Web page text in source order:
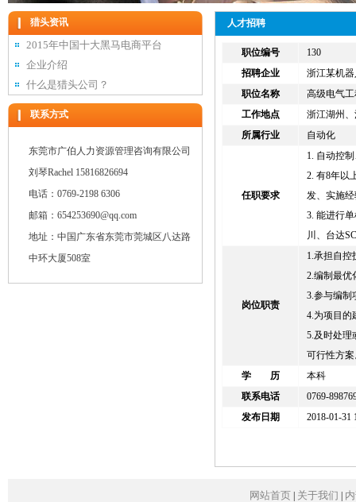
猎头资讯
2015年中国十大黑马电商平台
企业介绍
什么是猎头公司？
联系方式
东莞市广伯人力资源管理咨询有限公司
刘琴Rachel 15816826694
电话：0769-2198 6306
邮箱：654253690@qq.com
地址：中国广东省东莞市莞城区八达路
中环大厦508室
人才招聘
职位编号
130
招聘企业
浙江某机
职位名称
高级电气
工作地点
浙江湖州
所属行业
自动化
任职要求
1. 自动控
2. 有8年以
发、实施
3. 能进行
川、台达
岗位职责
1.承担自控
2.编制最优
3.参与编制
4.为项目的
5.及时处理
可行性方
学 历
本科
联系电话
0769-
发布日期
2018-01-31
网站首页 关于我们